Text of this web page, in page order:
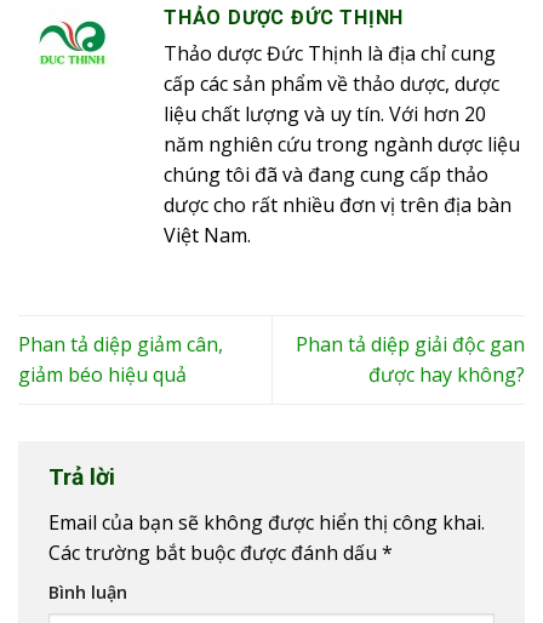
THẢO DƯỢC ĐỨC THỊNH
Thảo dược Đức Thịnh là địa chỉ cung
cấp các sản phẩm về thảo dược, dược
liệu chất lượng và uy tín. Với hơn 20
năm nghiên cứu trong ngành dược liệu
chúng tôi đã và đang cung cấp thảo
dược cho rất nhiều đơn vị trên địa bàn
Việt Nam.
Phan tả diệp giảm cân,
giảm béo hiệu quả
Phan tả diệp giải độc gan
được hay không?
Trả lời
Email của bạn sẽ không được hiển thị công khai.
Các trường bắt buộc được đánh dấu *
Bình luận